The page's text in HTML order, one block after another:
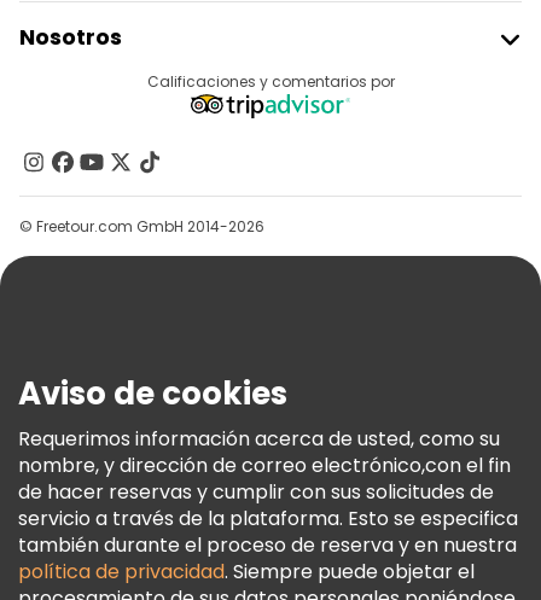
Acceder Como Proveedor
Programa De Afiliados
Nosotros
Contacto
Grupos
Ayuda
Términos E Información Legal
Política De Cookies
Freetour Premios
Programa De Fidelidad
Calificaciones y comentarios por
© Freetour.com GmbH 2014-2026
Aviso de cookies
Requerimos información acerca de usted, como su
nombre, y dirección de correo electrónico,con el fin
de hacer reservas y cumplir con sus solicitudes de
servicio a través de la plataforma. Esto se especifica
también durante el proceso de reserva y en nuestra
política de privacidad. Siempre puede objetar el